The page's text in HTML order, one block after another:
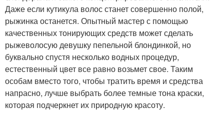
Даже если кутикула волос станет совершенно полой,
рыжинка останется. Опытный мастер с помощью
качественных тонирующих средств может сделать
рыжеволосую девушку пепельной блондинкой, но
буквально спустя несколько водных процедур,
естественный цвет все равно возьмет свое. Таким
особам вместо того, чтобы тратить время и средства
напрасно, лучше выбрать более темные тона краски,
которая подчеркнет их природную красоту.